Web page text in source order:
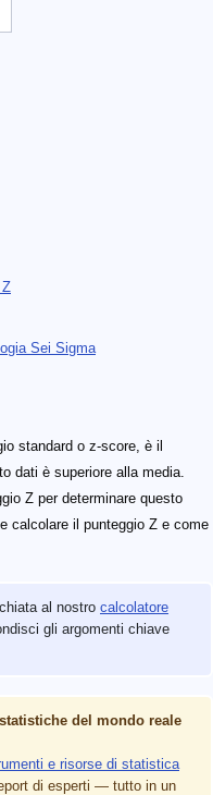
Sei Sigma
standard o z-score, è il
dati è superiore alla media.
Z per determinare questo
calcolare il punteggio Z e come
al nostro calcolatore
gli argomenti chiave
del mondo reale
e risorse di statistica
di esperti — tutto in un